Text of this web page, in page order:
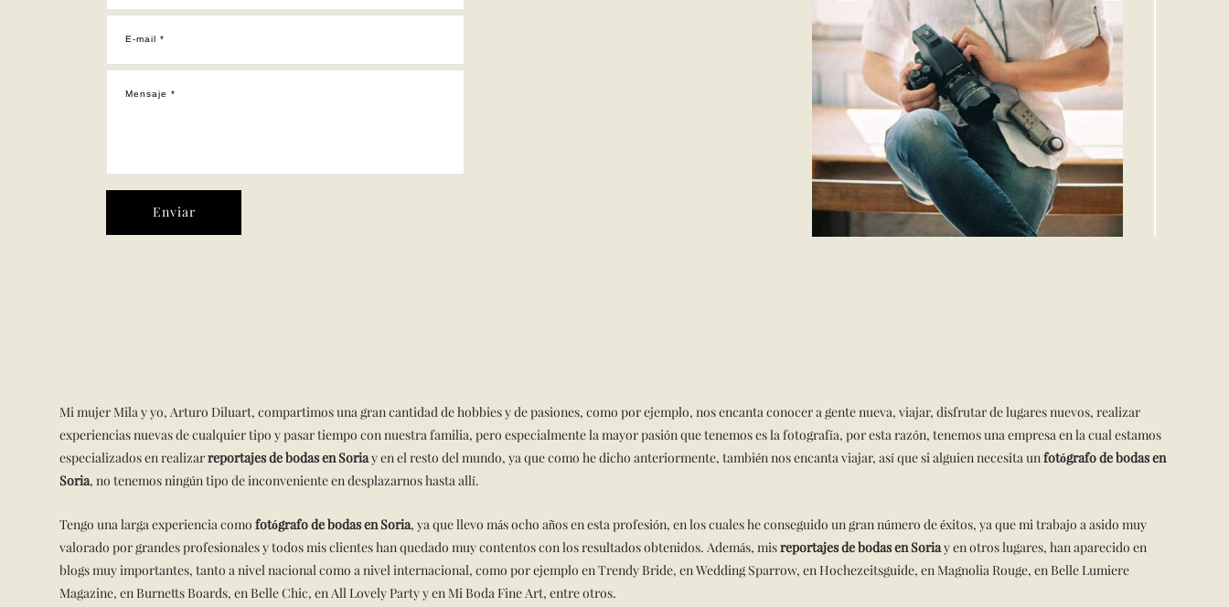
E-mail *
Mensaje *
Enviar
Mi mujer Mila y yo, Arturo Diluart, compartimos una gran cantidad de hobbies y de pasiones, como por ejemplo, nos encanta conocer a gente nueva, viajar, disfrutar de lugares nuevos, realizar
experiencias nuevas de cualquier tipo y pasar tiempo con nuestra familia, pero especialmente la mayor pasión que tenemos es la fotografía, por esta razón, tenemos una empresa en la cual estamos
especializados en realizarreportajes de bodas en Soriay en el resto del mundo, ya que como he dicho anteriormente, también nos encanta viajar, así que si alguien necesita unfotógrafo de bodas en
Soria, no tenemos ningún tipo de inconveniente en desplazarnos hasta allí.
Tengo una larga experiencia como fotógrafo de bodas en Soria, ya que llevo más ocho años en esta profesión, en los cuales he conseguido un gran número de éxitos, ya que mi trabajo a asido muy
valorado por grandes profesionales y todos mis clientes han quedado muy contentos con los resultados obtenidos. Además, misreportajes de bodas en Soriay en otros lugares, han aparecido en
blogs muy importantes, tanto a nivel nacional como a nivel internacional, como por ejemplo en Trendy Bride, en Wedding Sparrow, en Hochezeitsguide, en Magnolia Rouge, en Belle Lumiere
Magazine, en Burnetts Boards, en Belle Chic, en All Lovely Party y en Mi Boda Fine Art, entre otros.